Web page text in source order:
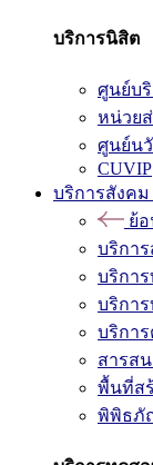
บริการนิสิต
ศูนย์บ
หน่วย
ศูนย์นวั
CUVIP
บริการสังคม
ย้
บริกา
บริกา
บริกา
บริกา
สารส
พื้นที่ส
พิพิธภั